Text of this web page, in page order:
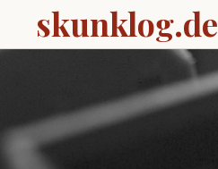
skunklog.de